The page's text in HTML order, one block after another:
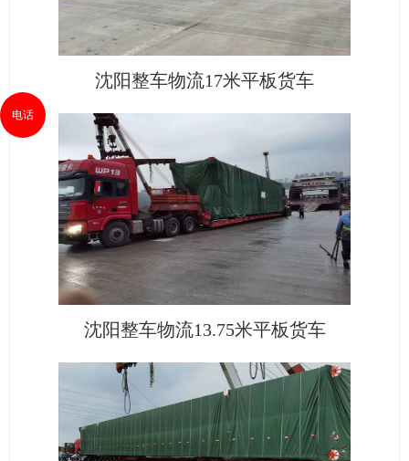
沈阳整车物流17米平板货车
沈阳整车物流13.75米平板货车
电话